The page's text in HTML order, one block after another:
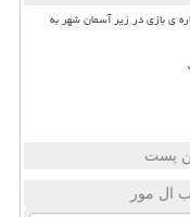
ی بازی در زیر آسمان شهر به
پست
ال مور